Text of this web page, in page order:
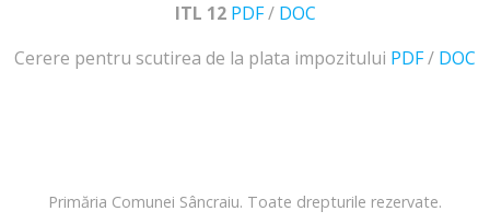
ITL 12 PDF/ DOC
Cerere pentru scutirea de la plata impozitului PDF/ DOC
Primăria Comunei Sâncraiu. Toate drepturile rezervate.